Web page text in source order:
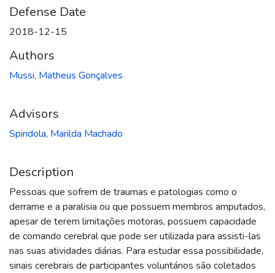
Defense Date
2018-12-15
Authors
Mussi, Matheus Gonçalves
Advisors
Spindola, Marilda Machado
Description
Pessoas que sofrem de traumas e patologias como o
derrame e a paralisia ou que possuem membros amputados,
apesar de terem limitações motoras, possuem capacidade
de comando cerebral que pode ser utilizada para assisti-las
nas suas atividades diárias. Para estudar essa possibilidade,
sinais cerebrais de participantes voluntários são coletados